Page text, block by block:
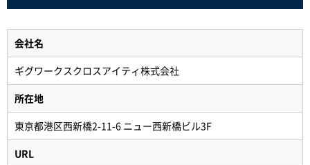
会社名
ギグワークスクロスアイティ株式会社
所在地
東京都港区西新橋2-11-6 ニュー西新橋ビル3F
URL